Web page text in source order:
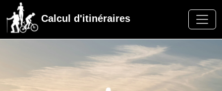
Calcul d'itinéraires